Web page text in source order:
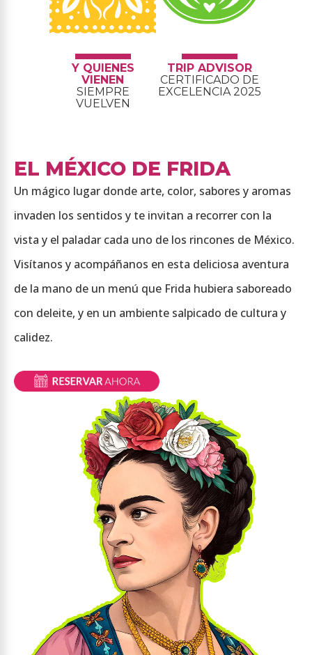
Y QUIENES
VIENEN
SIEMPRE
VUELVEN
TRIP ADVISOR
CERTIFICADO DE
EXCELENCIA 2025
EL MÉXICO DE FRIDA
Un mágico lugar donde arte, color, sabores y aromas
invaden los sentidos y te invitan a recorrer con la
vista y el paladar cada uno de los rincones de México.
Visítanos y acompáñanos en esta deliciosa aventura
de la mano de un menú que Frida hubiera saboreado
con deleite, y en un ambiente salpicado de cultura y
calidez.